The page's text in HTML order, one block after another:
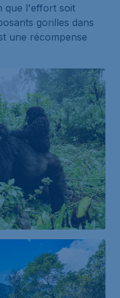
que l'effort soit
gorilles dans
une récompense